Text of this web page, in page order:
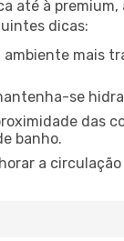
até à
dicas:
mais
se
das
banho.
a